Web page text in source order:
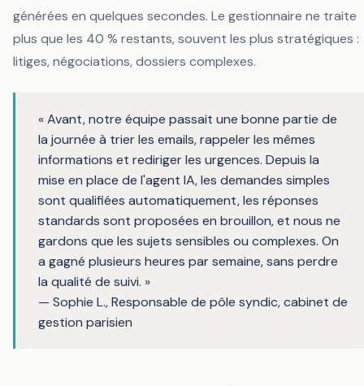
générées en quelques secondes. Le gestionnaire ne traite
plus que les 40 % restants, souvent les plus stratégiques :
litiges, négociations, dossiers complexes.
« Avant, notre équipe passait une bonne partie de
la journée à trier les emails, rappeler les mêmes
informations et rediriger les urgences. Depuis la
mise en place de l'agent IA, les demandes simples
sont qualifiées automatiquement, les réponses
standards sont proposées en brouillon, et nous ne
gardons que les sujets sensibles ou complexes. On
a gagné plusieurs heures par semaine, sans perdre
la qualité de suivi. »
— Sophie L., Responsable de pôle syndic, cabinet de
gestion parisien